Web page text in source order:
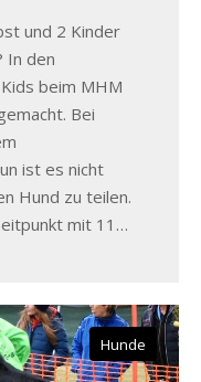
und 2 Kinder
In den
beim MHM
Bei
ist es nicht
Hund zu teilen.
mit 11…
Hunde